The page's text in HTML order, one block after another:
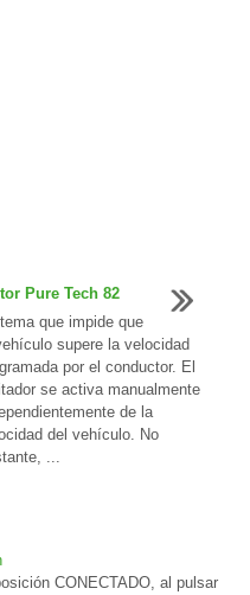
Pure Tech 82
que impide que
supere la velocidad
por el conductor. El
se activa manualmente
de la
del vehículo. No
...
CONECTADO, al pulsar